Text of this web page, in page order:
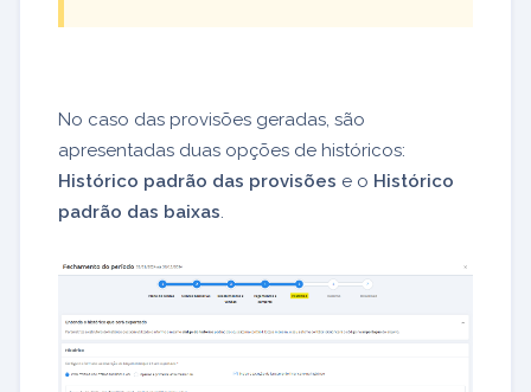
No caso das provisões geradas, são
apresentadas duas opções de históricos:
Histórico padrão das provisões e o Histórico
padrão das baixas